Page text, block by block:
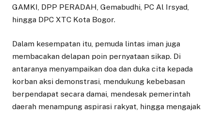
GAMKI, DPP PERADAH, Gemabudhi, PC Al Irsyad,
hingga DPC XTC Kota Bogor.
Dalam kesempatan itu, pemuda lintas iman juga
membacakan delapan poin pernyataan sikap. Di
antaranya menyampaikan doa dan duka cita kepada
korban aksi demonstrasi, mendukung kebebasan
berpendapat secara damai, mendesak pemerintah
daerah menampung aspirasi rakyat, hingga mengajak